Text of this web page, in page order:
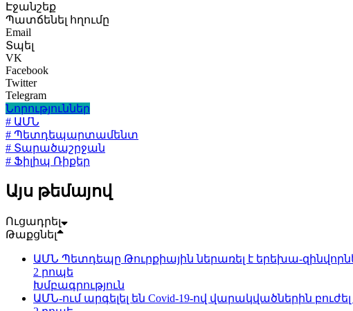
Էջանշեք
Պատճենել հղումը
Email
Տպել
VK
Facebook
Twitter
Telegram
Նորություններ
# ԱՄՆ
# Պետդեպարտամենտ
# Տարածաշրջան
# Ֆիլիպ Ռիքեր
Այս թեմայով
Ուցադրել
Թաքցնել
ԱՄՆ Պետդեպը Թուրքիային ներառել է երեխա-
2 րոպե
Խմբագրություն
ԱՄՆ-ում արգելել են Covid-19-ով վարակվածներին